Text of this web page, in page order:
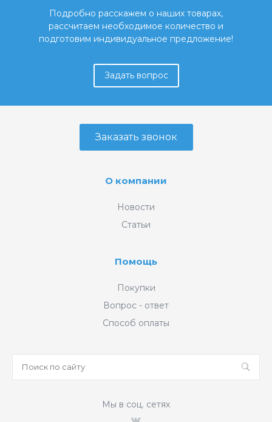
Подробно расскажем о наших товарах,
рассчитаем необходимое количество и
подготовим индивидуальное предложение!
Задать вопрос
Заказать звонок
О компании
Новости
Статьи
Помощь
Покупки
Вопрос - ответ
Способ оплаты
Мы в соц. сетях